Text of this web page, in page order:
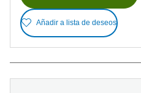
Añadir a lista de deseos